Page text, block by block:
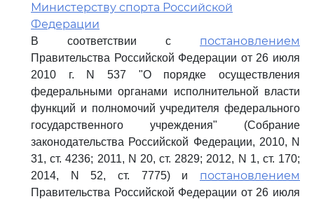
Министерству спорта Российской
Федерации
В соответствии с постановлением
Правительства Российской Федерации от 26 июля
2010 г. N 537 "О порядке осуществления
федеральными органами исполнительной власти
функций и полномочий учредителя федерального
государственного учреждения" (Собрание
законодательства Российской Федерации, 2010, N
31, ст. 4236; 2011, N 20, ст. 2829; 2012, N 1, ст. 170;
2014, N 52, ст. 7775) и постановлением
Правительства Российской Федерации от 26 июля